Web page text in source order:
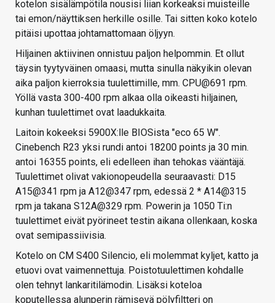
kotelon sisälämpötila nousisi liian korkeaksi muisteille
tai emon/näyttiksen herkille osille. Tai sitten koko kotelo
pitäisi upottaa johtamattomaan öljyyn.
Hiljainen aktiivinen onnistuu paljon helpommin. Et ollut
täysin tyytyväinen omaasi, mutta sinulla näkyikin olevan
aika paljon kierroksia tuulettimille, mm. CPU@691 rpm.
Yöllä vasta 300-400 rpm alkaa olla oikeasti hiljainen,
kunhan tuulettimet ovat laadukkaita.
Laitoin kokeeksi 5900X:lle BIOSista "eco 65 W".
Cinebench R23 yksi rundi antoi 18200 points ja 30 min.
antoi 16355 points, eli edelleen ihan tehokas vääntäjä.
Tuulettimet olivat vakionopeudella seuraavasti: D15
A15@341 rpm ja A12@347 rpm, edessä 2 * A14@315
rpm ja takana S12A@329 rpm. Powerin ja 1050 Ti:n
tuulettimet eivät pyörineet testin aikana ollenkaan, koska
ovat semipassiivisia.
Kotelo on CM S400 Silencio, eli molemmat kyljet, katto ja
etuovi ovat vaimennettuja. Poistotuulettimen kohdalle
olen tehnyt lankaritilämodin. Lisäksi koteloa
koputellessa alunperin rämisevä pölyfiltteri on